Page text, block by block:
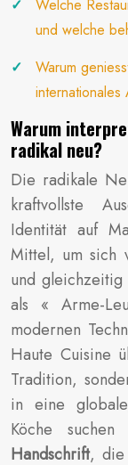
Welche
und welche
Warum
internationales
Warum
radikal neu?
Die radikale
kraftvollste
Identität auf
Mittel, um sich
und
als « Arme-
modernen
Haute Cuisine
Tradition,
in eine
Köche
Handschrift, die